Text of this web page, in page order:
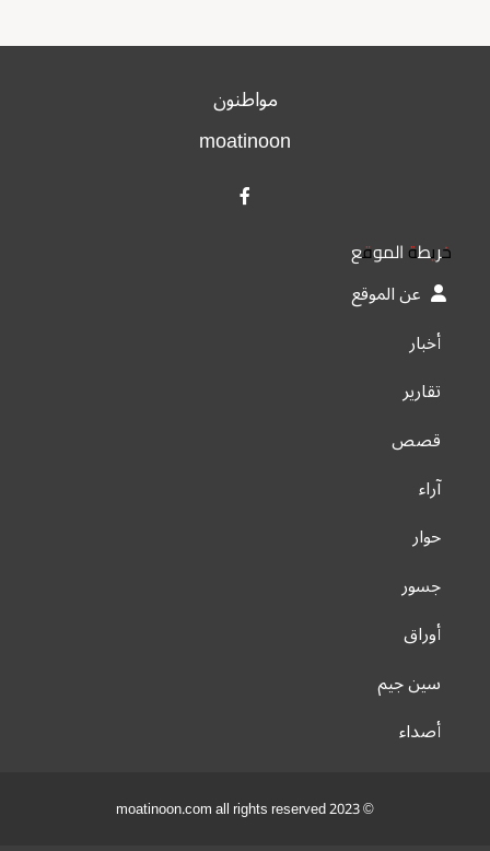
مواطنون
moatinoon
خريطة الموقع
عن الموقع
أخبار
تقارير
قصص
آراء
حوار
جسور
أوراق
سين جيم
أصداء
© 2023 moatinoon.com all rights reserved